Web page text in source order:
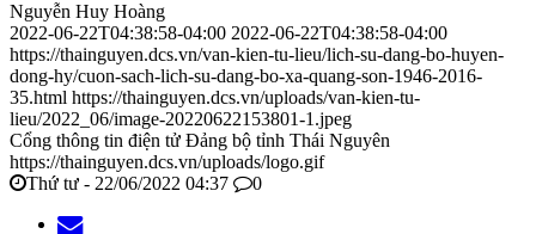
Nguyễn Huy Hoàng
2022-06-22T04:38:58-04:00 2022-06-22T04:38:58-04:00
https://thainguyen.dcs.vn/van-kien-tu-lieu/lich-su-dang-bo-huyen-
dong-hy/cuon-sach-lich-su-dang-bo-xa-quang-son-1946-2016-
35.html https://thainguyen.dcs.vn/uploads/van-kien-tu-
lieu/2022_06/image-20220622153801-1.jpeg
Cổng thông tin điện tử Đảng bộ tỉnh Thái Nguyên
https://thainguyen.dcs.vn/uploads/logo.gif
Thứ tư - 22/06/2022 04:37
0